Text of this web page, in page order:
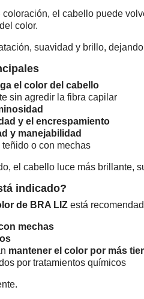
el cabello puede
color.
suavidad y brillo,
el color del cabello
sin agredir la fibra capilar
y el encrespamiento
y manejabilidad
o con mechas
el cabello luce más brillante,
indicado?
de BRA LIZ está
mechas
mantener el color por más
por tratamientos químicos